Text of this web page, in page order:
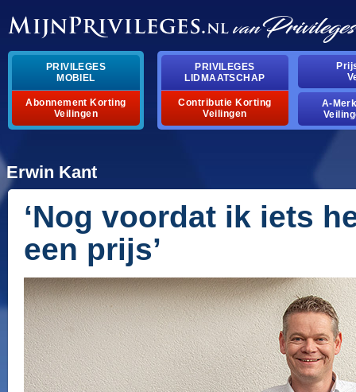
PRIVILEGES
MOBIEL
Abonnement Korting
Veilingen
PRIVILEGES
LIDMAATSCHAP
Contributie Korting
Veilingen
A-
Erwin Kant
‘Nog voordat ik iets
een prijs’